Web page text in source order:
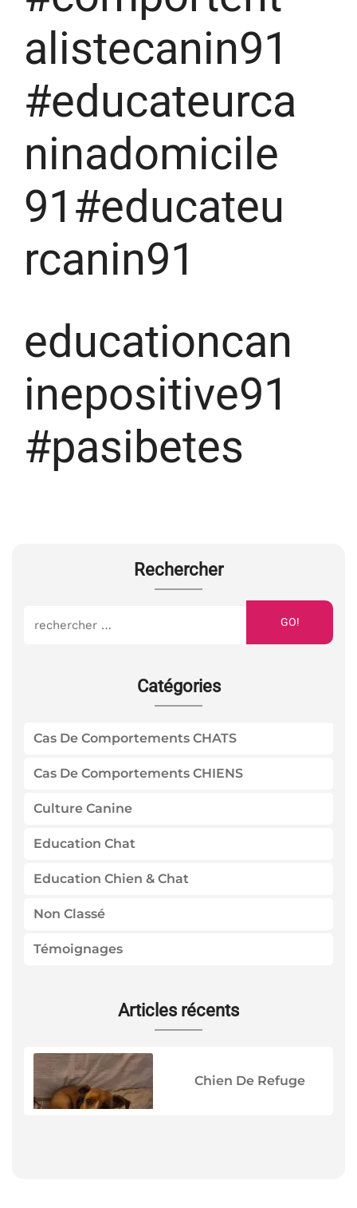
alistecanin91
#educateurca
ninadomicile
91#educateu
rcanin91
educationcan
inepositive91
#pasibetes
Rechercher
GO!
Catégories
Cas De Comportements CHATS
Cas De Comportements CHIENS
Culture Canine
Education Chat
Education Chien & Chat
Non Classé
Témoignages
Articles récents
Chien De Refuge